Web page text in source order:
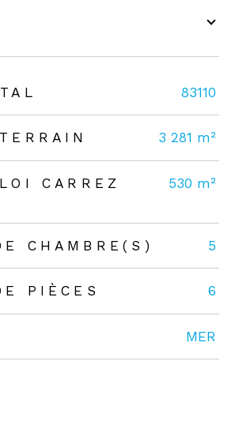
TRAD_ZEPHYR_Valeurs
83110
3 281 m²
CARREZ
530 m²
CHAMBRE(S) 5
PIÈCES 6
MER